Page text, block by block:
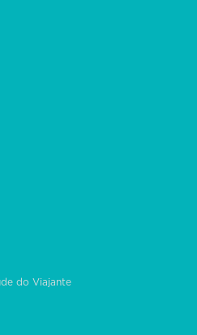
do Viajante